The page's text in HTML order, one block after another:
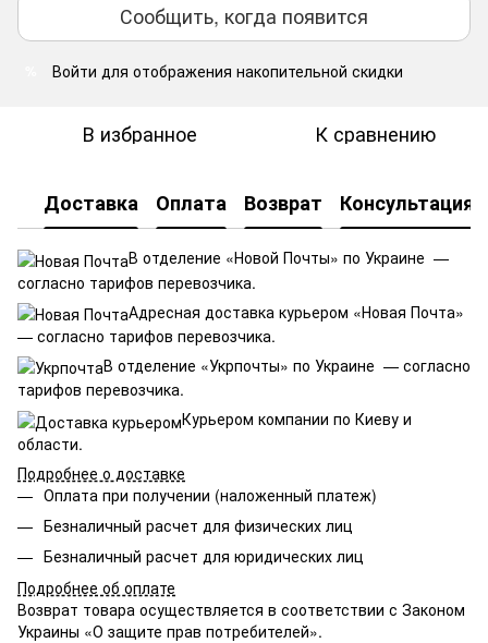
Сообщить, когда появится
Войти для отображения накопительной скидки
В избранное К сравнению
Доставка Оплата Возврат Консультация
В отделение «Новой Почты» по Украине —
согласно тарифов перевозчика.
Адресная доставка курьером «Новая Почта»
— согласно тарифов перевозчика.
В отделение «Укрпочты» по Украине — согласно
тарифов перевозчика.
Курьером компании по Киеву и
области.
Подробнее о доставке
Оплата при получении (наложенный платеж)
Безналичный расчет для физических лиц
Безналичный расчет для юридических лиц
Подробнее об оплате
Возврат товара осуществляется в соответствии с Законом
Украины «О защите прав потребителей».